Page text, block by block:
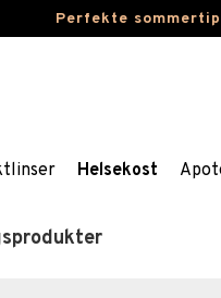
Perfekte
Helsekost